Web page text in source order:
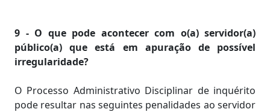
9 - O que pode acontecer com o(a) servidor(a)
público(a) que está em apuração de possível
irregularidade?
O Processo Administrativo Disciplinar de inquérito
pode resultar nas seguintes penalidades ao servidor